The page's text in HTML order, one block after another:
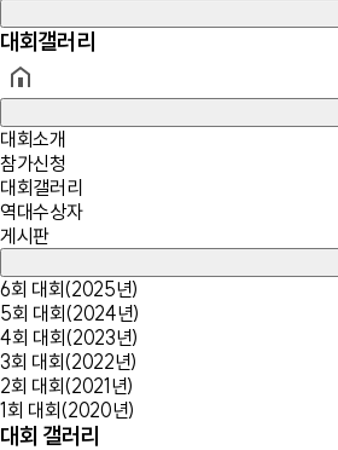
대회갤러리
대회소개
참가신청
대회갤러리
역대수상자
게시판
6회 대회(2025년)
5회 대회(2024년)
4회 대회(2023년)
3회 대회(2022년)
2회 대회(2021년)
1회 대회(2020년)
대회 갤러리